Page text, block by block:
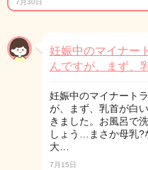
7月30日
妊娠中のマイナー
んですが、まず、
妊娠中のマイナート
が、まず、乳首が白
きました。お風呂で
しょう…まさか母乳?
大…
7月15日